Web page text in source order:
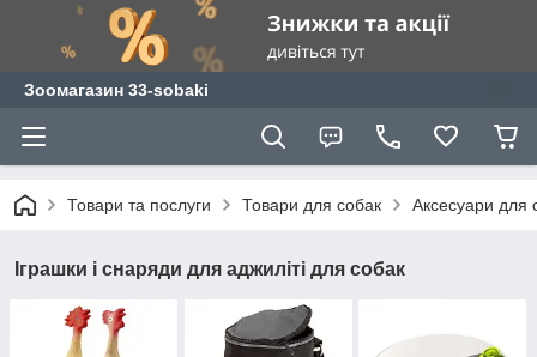
Зоомагазин 33-sobaki
Товари та послуги Товари для собак Аксесуари для
Іграшки і снаряди для аджиліті для собак